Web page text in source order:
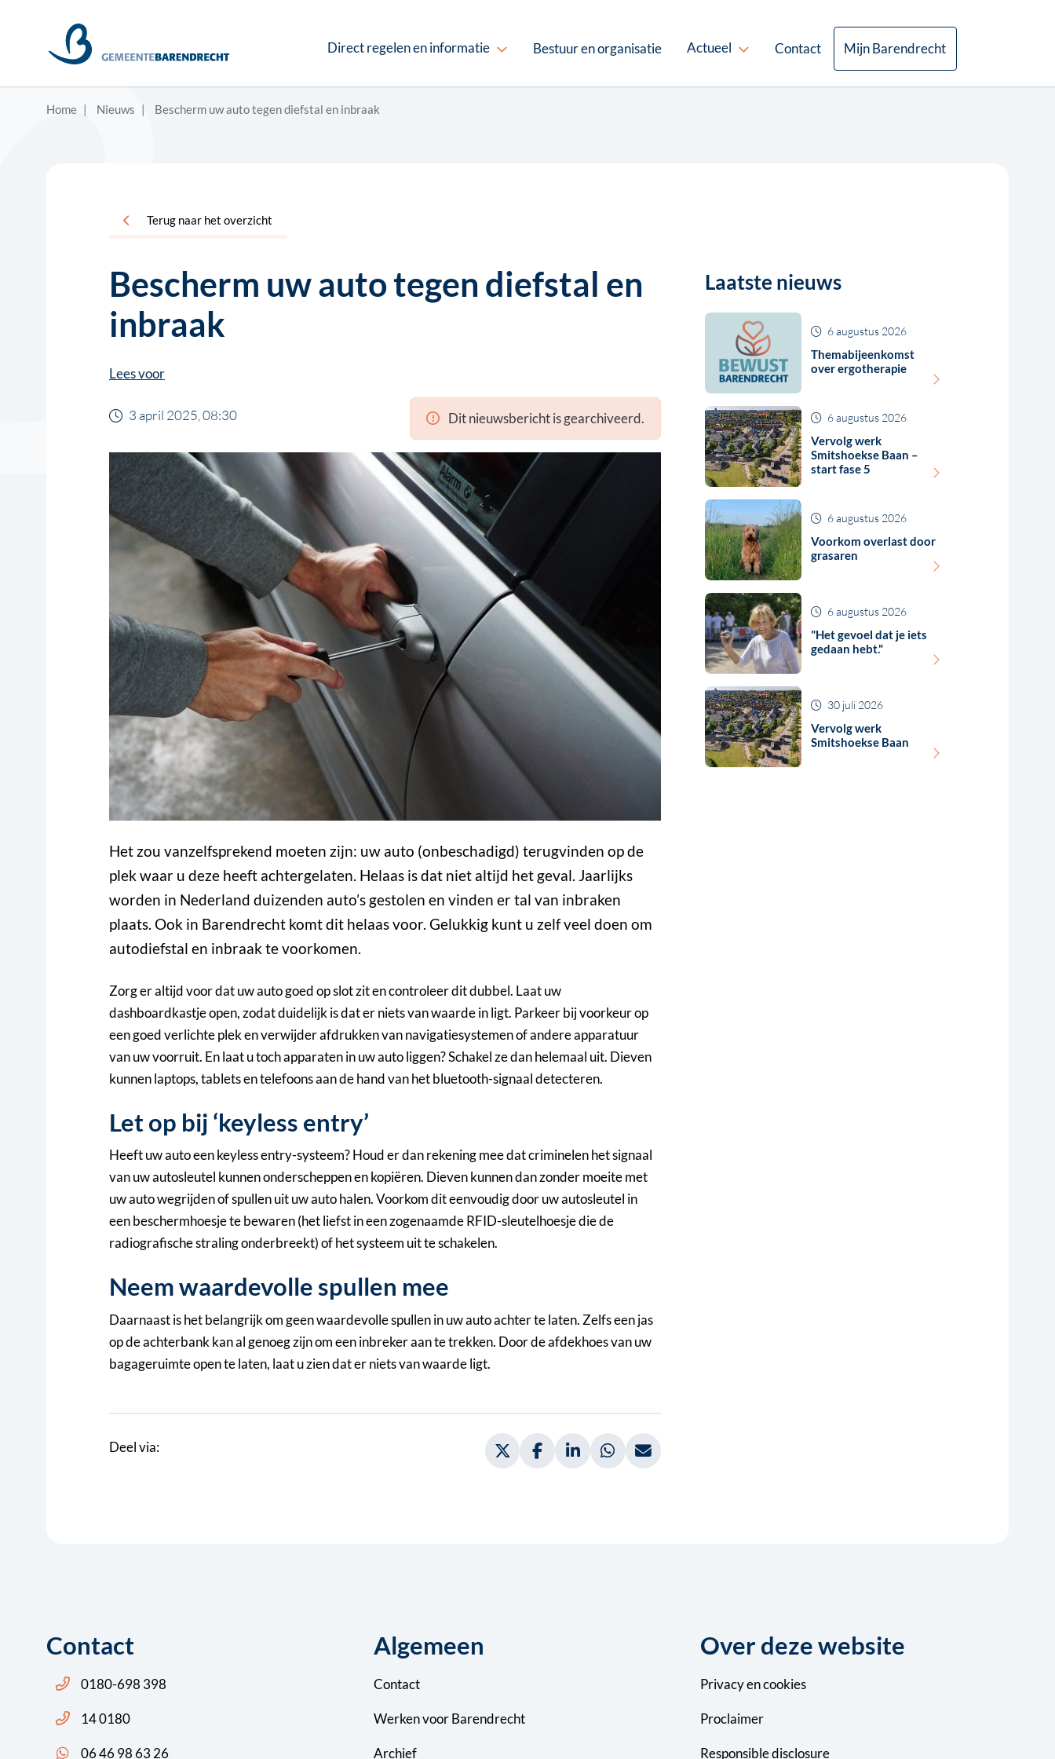
Direct regelen en informatie Bestuur en organisatie Actueel Contact Mijn Barendrecht
Home Nieuws Bescherm uw auto tegen diefstal en inbraak
Terug naar het overzicht
Bescherm uw auto tegen diefstal en
inbraak
Lees voor
3 april 2025, 08:30 Dit nieuwsbericht is gearchiveerd.
Het zou vanzelfsprekend moeten zijn: uw auto (onbeschadigd) terugvinden op de
plek waar u deze heeft achtergelaten. Helaas is dat niet altijd het geval. Jaarlijks
worden in Nederland duizenden auto’s gestolen en vinden er tal van inbraken
plaats. Ook in Barendrecht komt dit helaas voor. Gelukkig kunt u zelf veel doen om
autodiefstal en inbraak te voorkomen.
Zorg er altijd voor dat uw auto goed op slot zit en controleer dit dubbel. Laat uw
dashboardkastje open, zodat duidelijk is dat er niets van waarde in ligt. Parkeer bij voorkeur op
een goed verlichte plek en verwijder afdrukken van navigatiesystemen of andere apparatuur
van uw voorruit. En laat u toch apparaten in uw auto liggen? Schakel ze dan helemaal uit. Dieven
kunnen laptops, tablets en telefoons aan de hand van het bluetooth-signaal detecteren.
Let op bij ‘keyless entry’
Heeft uw auto een keyless entry-systeem? Houd er dan rekening mee dat criminelen het signaal
van uw autosleutel kunnen onderscheppen en kopiëren. Dieven kunnen dan zonder moeite met
uw auto wegrijden of spullen uit uw auto halen. Voorkom dit eenvoudig door uw autosleutel in
een beschermhoesje te bewaren (het liefst in een zogenaamde RFID-sleutelhoesje die de
radiografische straling onderbreekt) of het systeem uit te schakelen.
Neem waardevolle spullen mee
Daarnaast is het belangrijk om geen waardevolle spullen in uw auto achter te laten. Zelfs een jas
op de achterbank kan al genoeg zijn om een inbreker aan te trekken. Door de afdekhoes van uw
bagageruimte open te laten, laat u zien dat er niets van waarde ligt.
Deel via: Deel via Twitter, opent in nieuw tabblad
Deel via Facebook, opent in nieuw tabblad
Deel via LinkedIn, opent in nieuw tabblad
Deel via WhatsApp, opent in nieuw tabblad
Deel via Mail, opent in nieuw tabblad
Laatste nieuws
Themabijeenkomst
over ergotherapie
6 augustus 2026
Vervolg werk
Smitshoekse Baan –
start fase 5
6 augustus 2026
Voorkom overlast door
grasaren
6 augustus 2026
"Het gevoel dat je iets
gedaan hebt."
6 augustus 2026
Vervolg werk
Smitshoekse Baan
30 juli 2026
Contact
Bel ons: 14 0180
0180-698 398
Bel ons: 14 0180
14 0180
App ons: 06 46 98 63 26 (WhatsApp)
06 46 98 63 26
Algemeen
Contact
Werken voor Barendrecht
Archief
Over deze website
Privacyencookies
Proclaimer
Responsible disclosure